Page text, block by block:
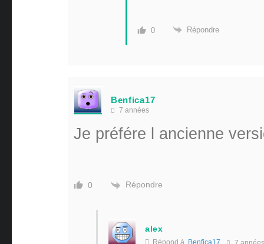
0 Répondre
Benfica17
7 années
Je préfére l ancienne
0 Répondre
alex
Répond à Benfica17